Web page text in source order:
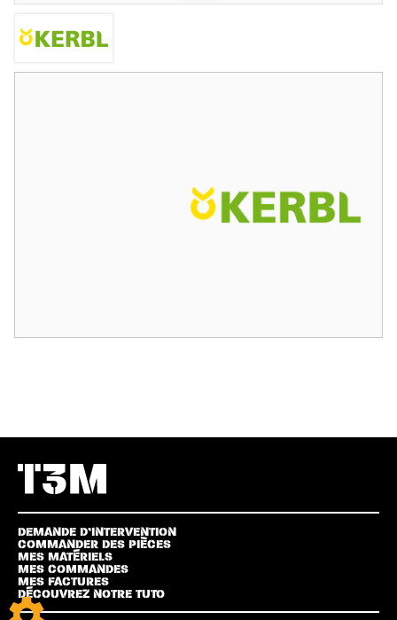
DEMANDE D’INTERVENTION
COMMANDER DES PIÈCES
MES MATÉRIELS
MES COMMANDES
MES FACTURES
DÉCOUVREZ NOTRE TUTO